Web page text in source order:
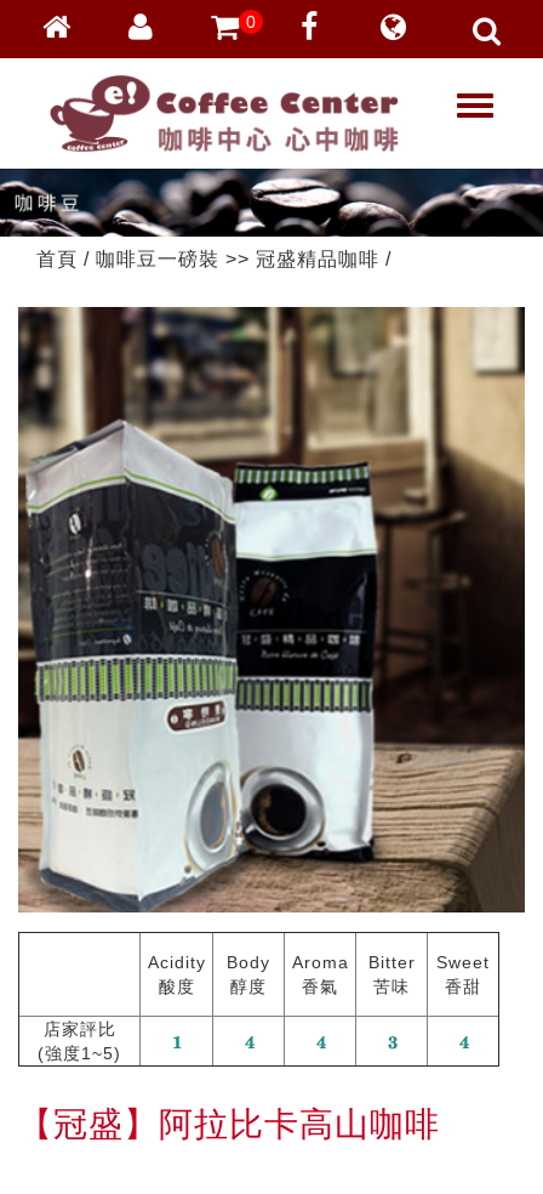
會員登入
忘記密碼
加入會員
VIP登入
VIP申請
0
T
g
l
e
g
o
首頁 / 咖啡豆一磅裝 >> 冠盛精品咖啡 /
Acidity
酸度
Body
醇度
Aroma
香氣
Bitter
苦味
Sweet
香甜
店家評比
(強度1~5)
【冠盛】阿拉比卡高山咖啡